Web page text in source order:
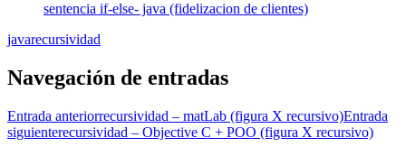
sentencia if-else- java (fidelizacion de clientes)
javarecursividad
Navegación de entradas
Entrada anteriorrecursividad – matLab (figura X recursivo)Entrada
siguienterecursividad – Objective C + POO (figura X recursivo)